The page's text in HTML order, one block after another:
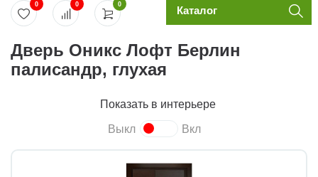
0
0 0 Каталог
Дверь Оникс Лофт Берлин
палисандр, глухая
Показать в интерьере
Выкл Вкл